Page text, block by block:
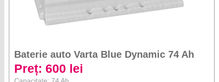
Baterie auto Varta Blue Dynamic 74 Ah
Preț: 600 lei